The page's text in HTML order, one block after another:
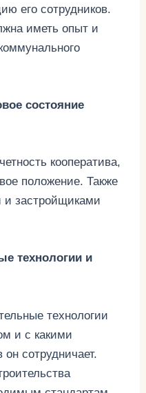
его сотрудников.
иметь опыт и
состояние
кооператива,
положение. Также
и застройщиками
технологии и
технологии
и с какими
сотрудничает.